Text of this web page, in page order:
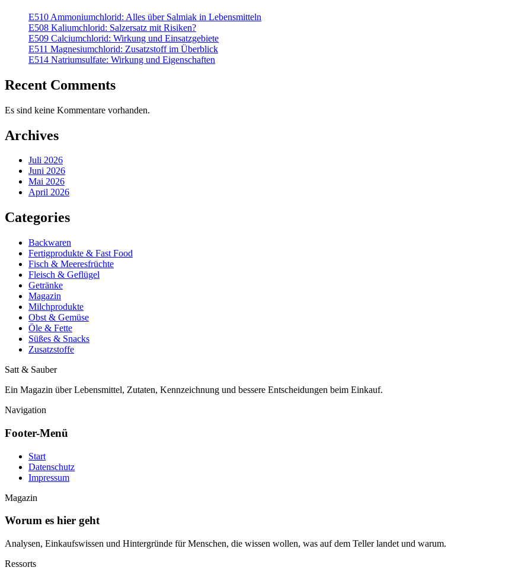
E510 Ammoniumchlorid: Alles über Salmiak in Lebensmitteln
E508 Kaliumchlorid: Salzersatz mit Risiken?
E509 Calciumchlorid: Wirkung und Einsatzgebiete
E511 Magnesiumchlorid: Zusatzstoff im Überblick
E514 Natriumsulfate: Wirkung und Eigenschaften
Recent Comments
Es sind keine Kommentare vorhanden.
Archives
Juli 2026
Juni 2026
Mai 2026
April 2026
Categories
Backwaren
Fertigprodukte & Fast Food
Fisch & Meeresfrüchte
Fleisch & Geflügel
Getränke
Magazin
Milchprodukte
Obst & Gemüse
Öle & Fette
Süßes & Snacks
Zusatzstoffe
Satt & Sauber
Ein Magazin über Lebensmittel, Zutaten, Kennzeichnung und bessere Entscheidungen beim Einkauf.
Navigation
Footer-Menü
Start
Datenschutz
Impressum
Magazin
Worum es hier geht
Analysen, Einkaufswissen und Hintergründe für Menschen, die wissen wollen, was auf dem Teller landet und warum.
Ressorts